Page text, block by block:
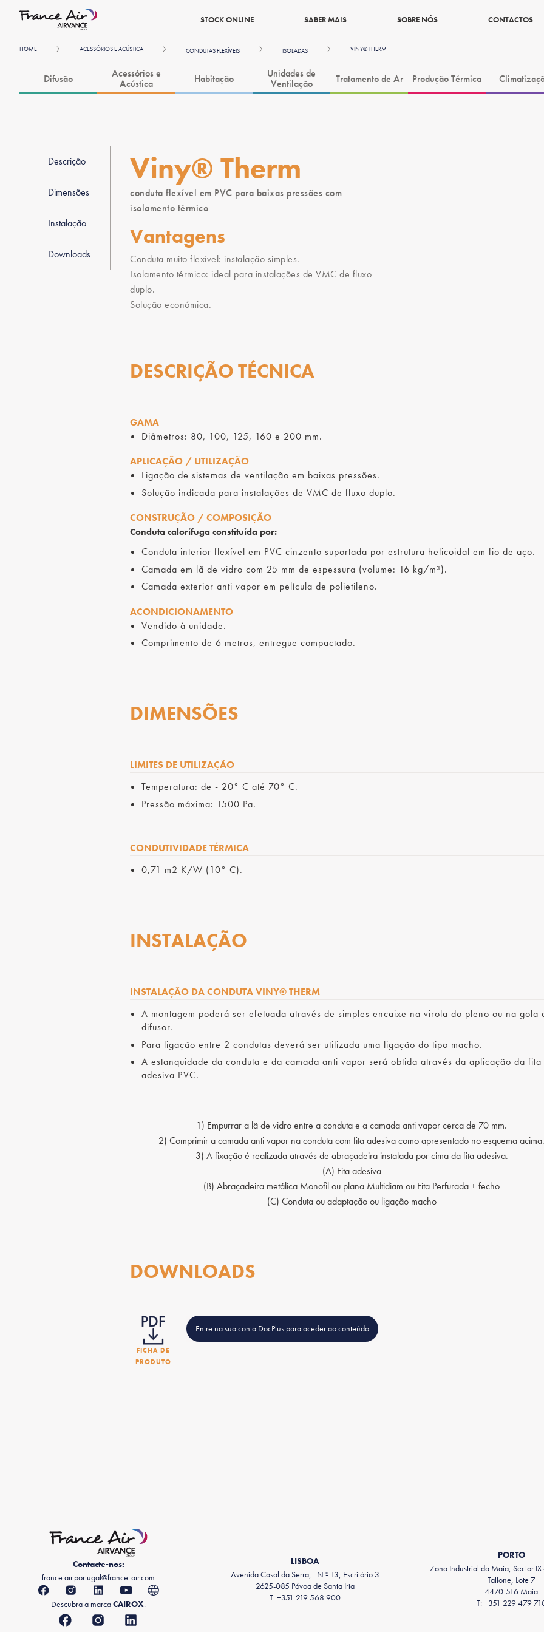
STOCK ONLINE SABER MAIS SOBRE NÓS CONTACTOS
HOME ACESSÓRIOS E ACÚSTICA CONDUTAS FLEXÍVEIS ISOLADAS VINY® THERM
Difusão
Acessórios e
Acústica
Habitação
Unidades de
Ventilação
Tratamento de Ar Produção Térmica
Descrição
Dimensões
Instalação
Downloads
Viny® Therm
conduta flexível em PVC para baixas pressões com
isolamento térmico
Vantagens
Conduta muito flexível: instalação simples.
Isolamento térmico: ideal para instalações de VMC de fluxo
duplo.
Solução económica.
DESCRIÇÃO TÉCNICA
GAMA
Diâmetros: 80, 100, 125, 160 e 200 mm.
APLICAÇÃO / UTILIZAÇÃO
Ligação de sistemas de ventilação em baixas pressões.
Solução indicada para instalações de VMC de fluxo duplo.
CONSTRUÇÃO / COMPOSIÇÃO
Conduta calorífuga constituída por:
Conduta interior flexível em PVC cinzento suportada por estrutura helicoidal em fio de aço.
Camada em lã de vidro com 25 mm de espessura (volume: 16 kg/m³).
Camada exterior anti vapor em película de polietileno.
ACONDICIONAMENTO
Vendido à unidade.
Comprimento de 6 metros, entregue compactado.
DIMENSÕES
LIMITES DE UTILIZAÇÃO
Temperatura: de - 20° C até 70° C.
Pressão máxima: 1500 Pa.
CONDUTIVIDADE TÉRMICA
0,71 m2 K/W (10° C).
INSTALAÇÃO
INSTALAÇÃO DA CONDUTA VINY® THERM
A montagem poderá ser efetuada através de simples encaixe na virola do pleno ou na gola
difusor.
Para ligação entre 2 condutas deverá ser utilizada uma ligação do tipo macho.
A estanquidade da conduta e da camada anti vapor será obtida através da aplicação da fita
adesiva PVC.
1) Empurrar a lã de vidro entre a conduta e a camada anti vapor cerca de 70 mm.
2) Comprimir a camada anti vapor na conduta com fita adesiva como apresentado no esquema
3) A fixação é realizada através de abraçadeira instalada por cima da fita adesiva.
(A) Fita adesiva
(B) Abraçadeira metálica Monofil ou plana Multidiam ou Fita Perfurada + fecho
(C) Conduta ou adaptação ou ligação macho
DOWNLOADS
FICHA DE
PRODUTO
Entre na sua conta DocPlus para aceder ao conteúdo
Contacte-nos:
france.air.portugal@france-air.com
Descubra a marcaCAIROX.
LISBOA
Avenida Casal da Serra, N.º 13, Escritório 3
2625-085 Póvoa de Santa Iria
T: +351 219 568 900
PORTO
Zona Industrial da Maia, Sector
Tallone, Lote 7
4470-516 Maia
T: +351 229 479